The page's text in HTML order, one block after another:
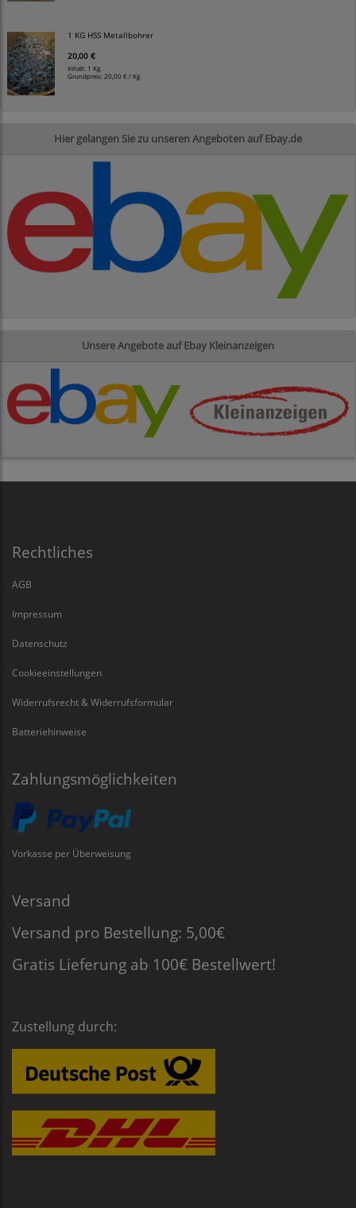
1 KG HSS Metallbohrer
20,00 €
Inhalt: 1 Kg
Grundpreis: 20,00 € / Kg
Hier gelangen Sie zu unseren Angeboten auf Ebay.de
Unsere Angebote auf Ebay Kleinanzeigen
Rechtliches
AGB
Impressum
Datenschutz
Cookieeinstellungen
Widerrufsrecht & Widerrufsformular
Batteriehinweise
Zahlungsmöglichkeiten
Vorkasse per Überweisung
Versand
Versand pro Bestellung: 5,00€
Gratis Lieferung ab 100€ Bestellwert!
Zustellung durch: